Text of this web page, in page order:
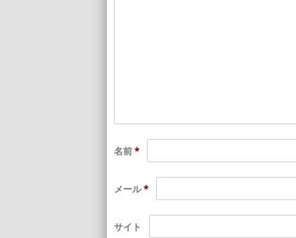
名前*
メール*
サイト